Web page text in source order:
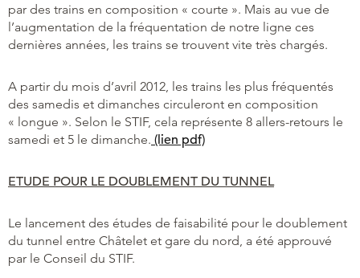
par des trains en composition « courte ». Mais au vue de
l’augmentation de la fréquentation de notre ligne ces
dernières années, les trains se trouvent vite très chargés.
A partir du mois d’avril 2012, les trains les plus fréquentés
des samedis et dimanches circuleront en composition
« longue ». Selon le STIF, cela représente 8 allers-retours le
samedi et 5 le dimanche. (lien pdf)
ETUDE POUR LE DOUBLEMENT DU TUNNEL
Le lancement des études de faisabilité pour le doublement
du tunnel entre Châtelet et gare du nord, a été approuvé
par le Conseil du STIF.